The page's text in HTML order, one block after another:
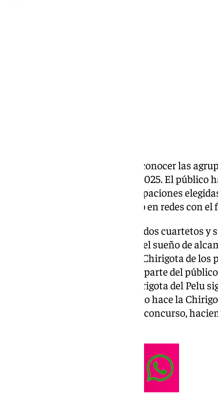
Este jueves el jurado ha dado a conocer las
para las semifinales del COAC 2025. El
saber quiénes han sido las agrupaciones
aficionado ha estado de acuerdo en redes con
Diez comparsa, diez chirigotas, dos cuartetos y
disputarán las semifinales con el sueño de
28 de febrero. La ausencia de la Chirigota de
Sheriff ha desatado críticas por parte del
tras los fallos del jurado. La Chirigota del Pelu
las semifinales, como también lo hace la
consecutivo las semifinales del concurso,